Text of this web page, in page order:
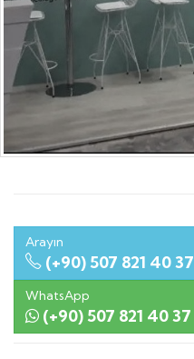
Arayın
(+90) 507 821 40 37
WhatsApp
(+90) 507 821 40 37